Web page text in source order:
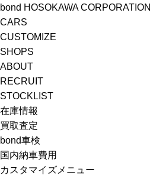
bond HOSOKAWA CORPORATION
CARS
CUSTOMIZE
SHOPS
ABOUT
RECRUIT
STOCKLIST
在庫情報
買取査定
bond車検
国内納車費用
カスタマイズメニュー